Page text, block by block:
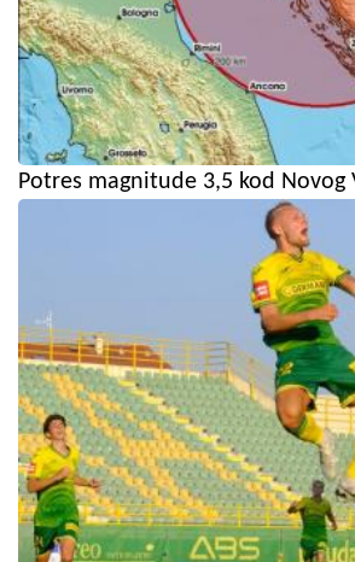
Potres magnitude 3,5 kod Novog